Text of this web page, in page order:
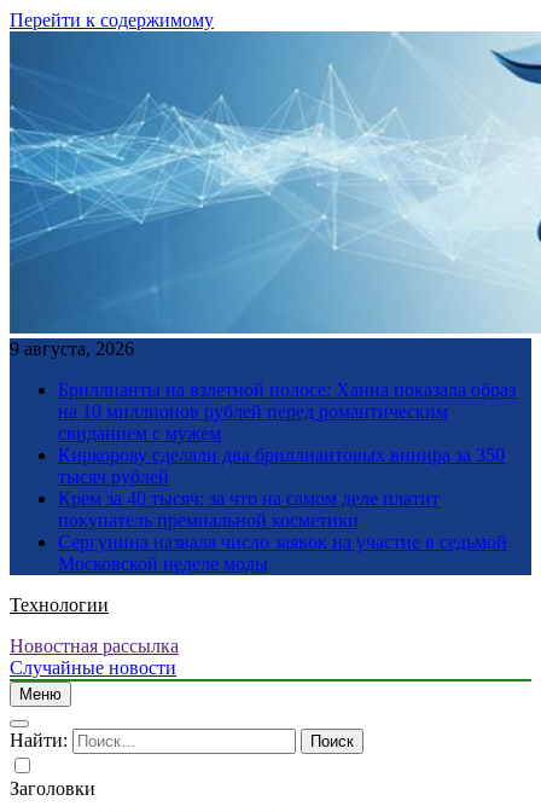
Перейти к содержимому
9 августа, 2026
Бриллианты на взлетной полосе: Ханна показала образ
на 10 миллионов рублей перед романтическим
свиданием с мужем
Киркорову сделали два бриллиантовых винира за 350
тысяч рублей
Крем за 40 тысяч: за что на самом деле платит
покупатель премиальной косметики
Сергунина назвала число заявок на участие в седьмой
Московской неделе моды
Технологии
Новостная рассылка
Случайные новости
Меню
Найти:
Заголовки